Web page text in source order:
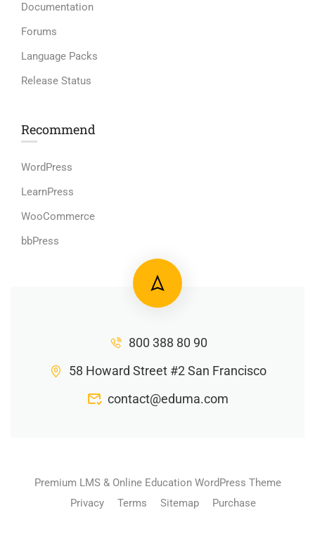
Documentation
Forums
Language Packs
Release Status
Recommend
WordPress
LearnPress
WooCommerce
bbPress
800 388 80 90
58 Howard Street #2 San Francisco
contact@eduma.com
Premium LMS & Online Education WordPress Theme
Privacy
Terms Sitemap Purchase